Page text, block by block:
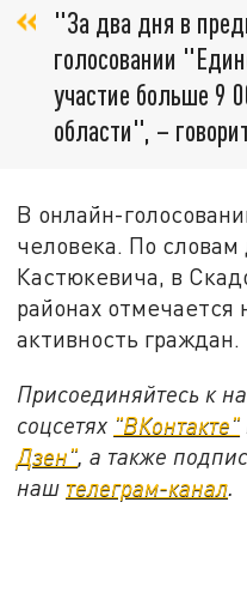
"За два дня в
голосовании
участие больше 9
области", –
В онлайн-
человека. По
Кастюкевича, в
районах отмечается
активность граждан.
Присоединяйтесь к
соцсетях "ВКонтакте"
Дзен", а также
наш телеграм-канал.